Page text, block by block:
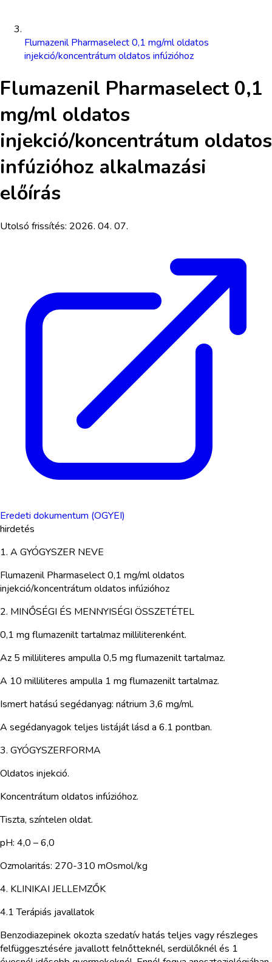
Flumazenil Pharmaselect 0,1 mg/ml oldatos
injekció/koncentrátum oldatos infúzióhoz
Flumazenil Pharmaselect 0,1
mg/ml oldatos
injekció/koncentrátum oldatos
infúzióhoz alkalmazási
előírás
Utolsó frissítés: 2026. 04. 07.
Eredeti dokumentum (OGYEI)
hirdetés
1. A GYÓGYSZER NEVE
Flumazenil Pharmaselect 0,1 mg/ml oldatos
injekció/koncentrátum oldatos infúzióhoz
2. MINŐSÉGI ÉS MENNYISÉGI ÖSSZETÉTEL
0,1 mg flumazenilt tartalmaz milliliterenként.
Az 5 milliliteres ampulla 0,5 mg flumazenilt tartalmaz.
A 10 milliliteres ampulla 1 mg flumazenilt tartalmaz.
Ismert hatású segédanyag: nátrium 3,6 mg/ml.
A segédanyagok teljes listáját lásd a 6.1 pontban.
3. GYÓGYSZERFORMA
Oldatos injekció.
Koncentrátum oldatos infúzióhoz.
Tiszta, színtelen oldat.
pH: 4,0 – 6,0
Ozmolaritás: 270-310 mOsmol/kg
4. KLINIKAI JELLEMZŐK
4.1 Terápiás javallatok
Benzodiazepinek okozta szedatív hatás teljes vagy részleges
felfüggesztésére javallott felnőtteknél, serdülőknél és 1